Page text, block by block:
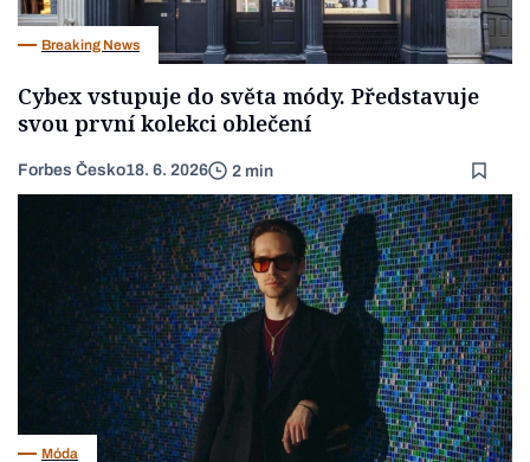
Breaking News
Cybex vstupuje do světa módy. Představuje
svou první kolekci oblečení
Forbes Česko18. 6. 2026 2 min
Móda